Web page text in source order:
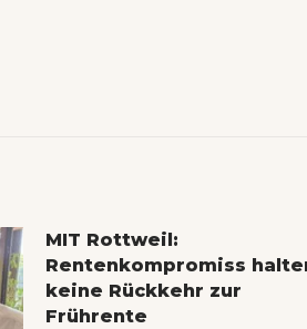
MIT Rottweil:
Rentenkompromiss
keine Rückkehr zur
Frührente